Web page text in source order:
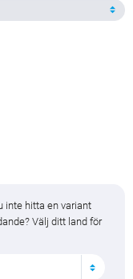
inte hitta en variant
Välj ditt land för